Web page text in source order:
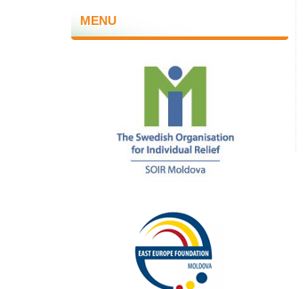
MENU